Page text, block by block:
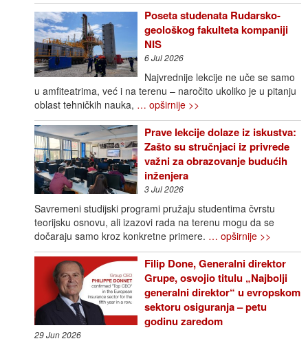
Poseta studenata Rudarsko-
geološkog fakulteta kompaniji
NIS
6 Jul 2026
Najvrednije lekcije ne uče se samo
u amfiteatrima, već i na terenu – naročito ukoliko je u pitanju
oblast tehničkih nauka, … opširnije >>
Prave lekcije dolaze iz iskustva:
Zašto su stručnjaci iz privrede
važni za obrazovanje budućih
inženjera
3 Jul 2026
Savremeni studijski programi pružaju studentima čvrstu
teorijsku osnovu, ali izazovi rada na terenu mogu da se
dočaraju samo kroz konkretne primere. … opširnije >>
Filip Done, Generalni direktor
Grupe, osvojio titulu „Najbolji
generalni direktor“ u evropskom
sektoru osiguranja – petu
godinu zaredom
29 Jun 2026